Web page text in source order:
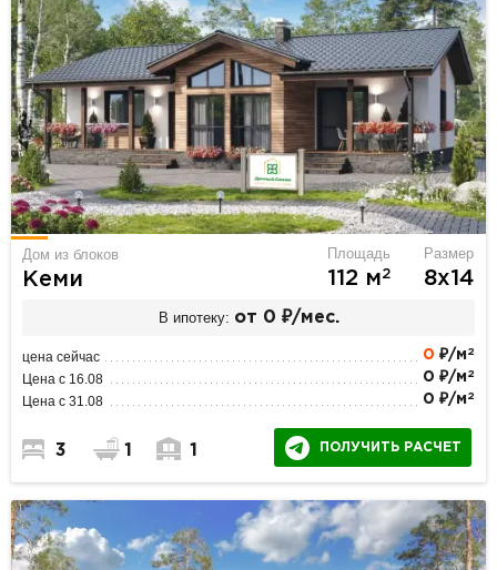
Дом из блоков
Кеми
Площадь
112 м2
Размер
8х14
В ипотеку: от 0 ₽/мес.
цена сейчас 0 ₽/м 2
Цена с 16.08 0 ₽/м 2
Цена с 31.08 0 ₽/м 2
3 1 1 ПОЛУЧИТЬ РАСЧЕТ